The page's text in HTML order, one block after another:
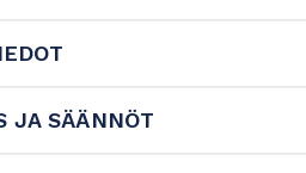
JA SÄÄNNÖT